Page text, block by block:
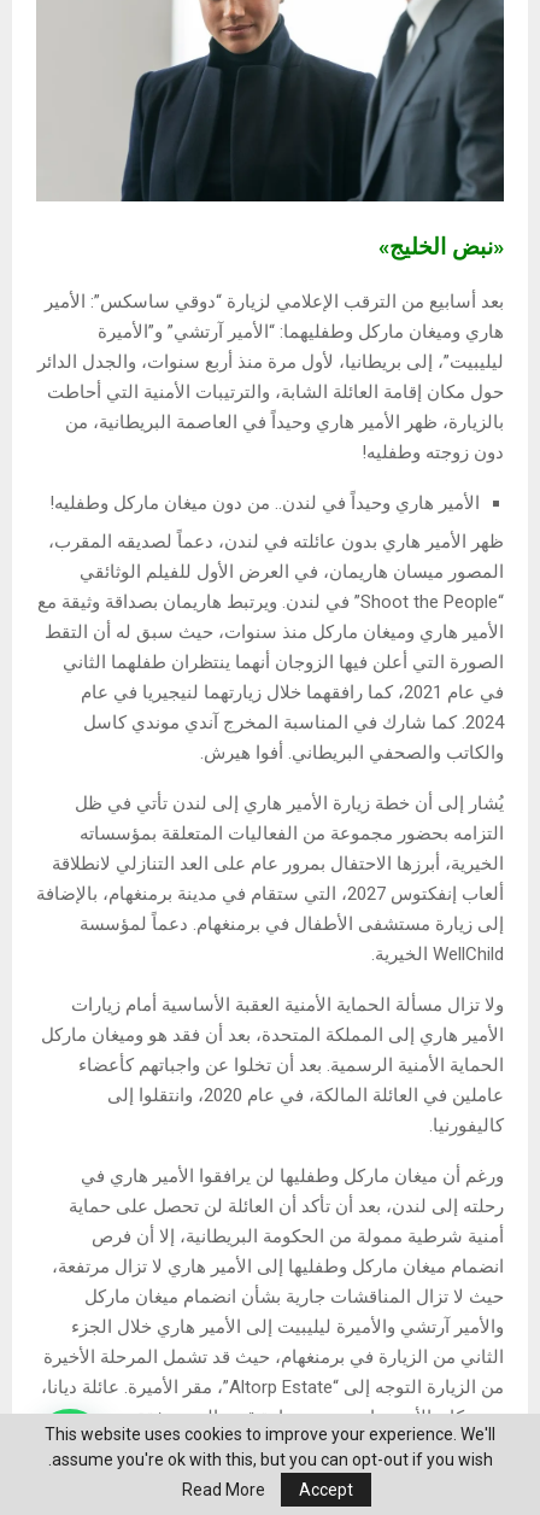
«نبض الخليج»
بعد أسابيع من الترقب الإعلامي لزيارة “دوقي ساسكس”: الأمير
هاري وميغان ماركل وطفليهما: “الأمير آرتشي” و”الأميرة
ليليبيت”، إلى بريطانيا، لأول مرة منذ أربع سنوات، والجدل الدائر
حول مكان إقامة العائلة الشابة، والترتيبات الأمنية التي أحاطت
بالزيارة، ظهر الأمير هاري وحيداً في العاصمة البريطانية، من
دون زوجته وطفليه!
الأمير هاري وحيداً في لندن.. من دون ميغان ماركل وطفليه!
ظهر الأمير هاري بدون عائلته في لندن، دعماً لصديقه المقرب،
المصور ميسان هاريمان، في العرض الأول للفيلم الوثائقي
“Shoot the People” في لندن. ويرتبط هاريمان بصداقة وثيقة مع
الأمير هاري وميغان ماركل منذ سنوات، حيث سبق له أن التقط
الصورة التي أعلن فيها الزوجان أنهما ينتظران طفلهما الثاني
في عام 2021، كما رافقهما خلال زيارتهما لنيجيريا في عام
2024. كما شارك في المناسبة المخرج آندي موندي كاسل
والكاتب والصحفي البريطاني. أفوا هيرش.
يُشار إلى أن خطة زيارة الأمير هاري إلى لندن تأتي في ظل
التزامه بحضور مجموعة من الفعاليات المتعلقة بمؤسساته
الخيرية، أبرزها الاحتفال بمرور عام على العد التنازلي لانطلاقة
ألعاب إنفكتوس 2027، التي ستقام في مدينة برمنغهام، بالإضافة
إلى زيارة مستشفى الأطفال في برمنغهام. دعماً لمؤسسة
WellChild الخيرية.
ولا تزال مسألة الحماية الأمنية العقبة الأساسية أمام زيارات
الأمير هاري إلى المملكة المتحدة، بعد أن فقد هو وميغان ماركل
الحماية الأمنية الرسمية. بعد أن تخلوا عن واجباتهم كأعضاء
عاملين في العائلة المالكة، في عام 2020، وانتقلوا إلى
كاليفورنيا.
ورغم أن ميغان ماركل وطفليها لن يرافقوا الأمير هاري في
رحلته إلى لندن، بعد أن تأكد أن العائلة لن تحصل على حماية
أمنية شرطية ممولة من الحكومة البريطانية، إلا أن فرص
انضمام ميغان ماركل وطفليها إلى الأمير هاري لا تزال مرتفعة،
حيث لا تزال المناقشات جارية بشأن انضمام ميغان ماركل
والأمير آرتشي والأميرة ليليبيت إلى الأمير هاري خلال الجزء
الثاني من الزيارة في برمنغهام، حيث قد تشمل المرحلة الأخيرة
من الزيارة التوجه إلى “Altorp Estate”، مقر الأميرة. عائلة ديانا،
حيث كان الأمير هاري يعتزم زيارة قبر والدته برفقة زوجته
وطفليه.
الأمير هاري وحيداً في لندن.. من دون ميغان ماركل وطفليه!
This website uses cookies to improve your experience. We'll
assume you're ok with this, but you can opt-out if you wish.
Accept
Read More